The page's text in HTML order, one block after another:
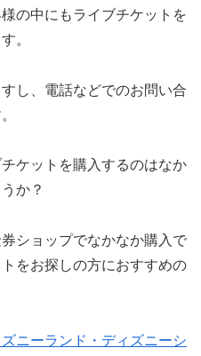
の中にもライブチケットを
。
し、電話などでのお問い合
ケットを購入するのはなか
か？
ショップでなかなか購入で
をお探しの方におすすめの
ニーランド・ディズニーシ